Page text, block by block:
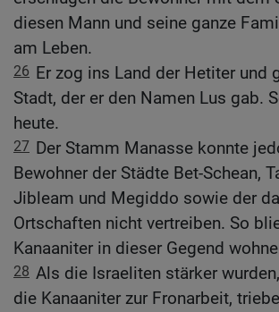
diesen Mann und seine ganze
am Leben.
26 Er zog ins Land der Hetiter und
Stadt, der er den Namen Lus gab.
heute.
27 Der Stamm Manasse konnte
Bewohner der Städte Bet-Schean,
Jibleam und Megiddo sowie der
Ortschaften nicht vertreiben. So
Kanaaniter in dieser Gegend
28 Als die Israeliten stärker
die Kanaaniter zur Fronarbeit,